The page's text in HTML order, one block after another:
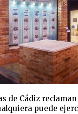
de Cádiz
puede